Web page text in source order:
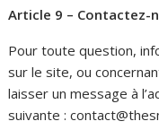
Article 9 – Contactez-
Pour toute question,
sur le site, ou
laisser un message à
suivante :